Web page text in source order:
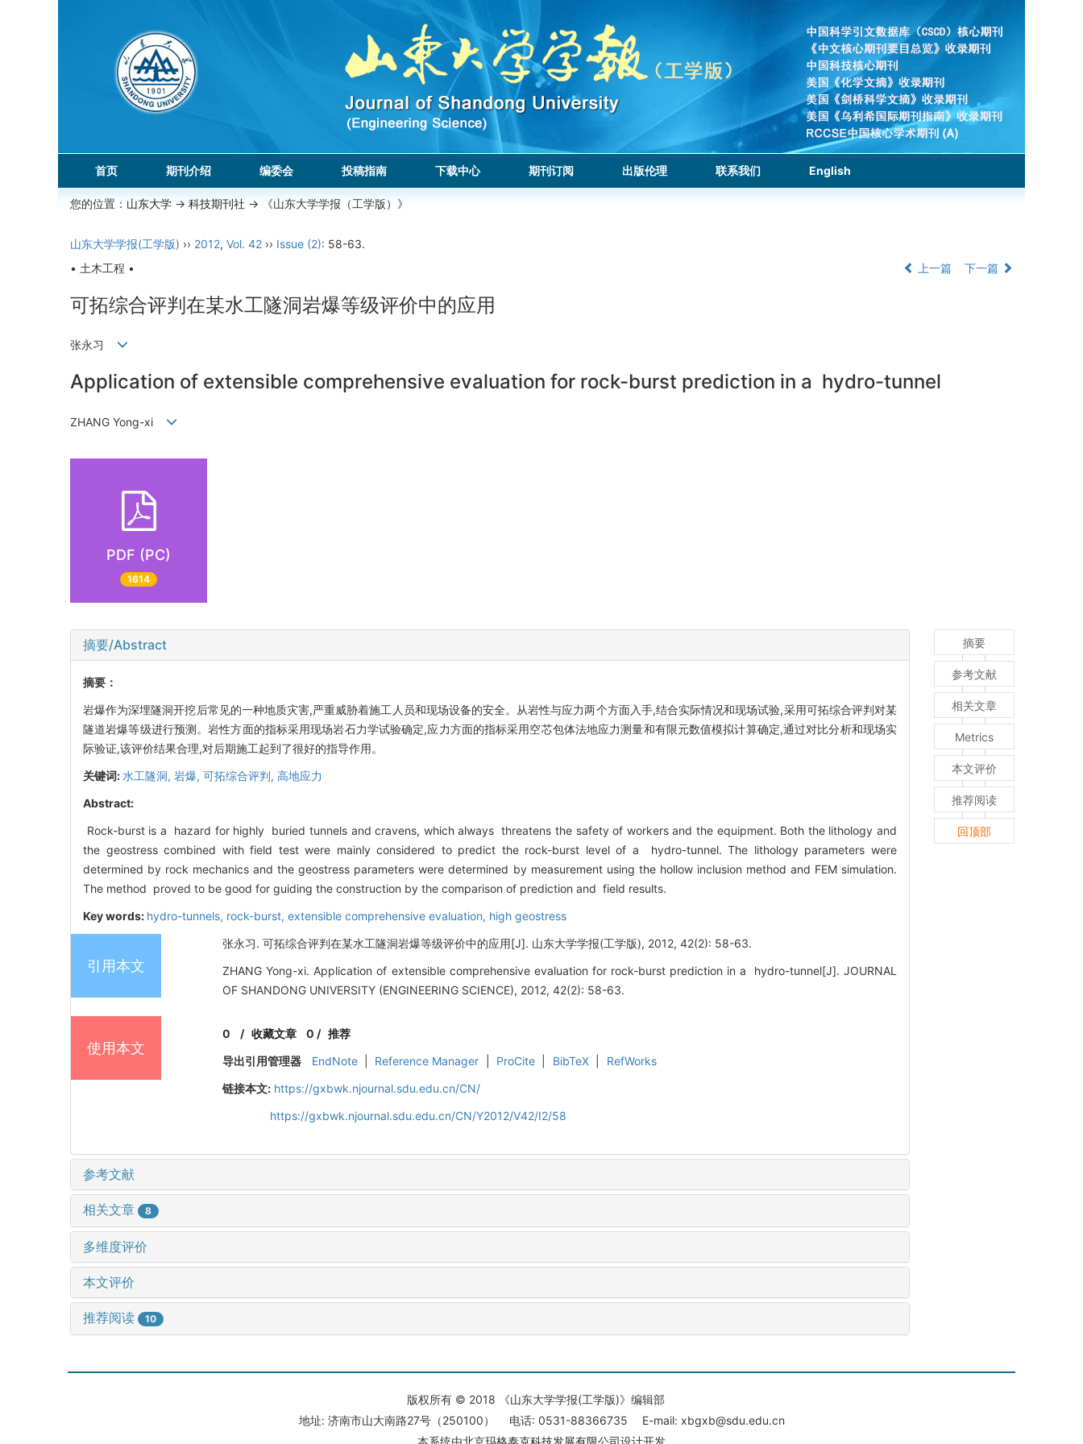
首页 期刊介绍 编委会 投稿指南 下载中心 期刊订阅 出版伦理 联系我们 English
您的位置： 山东大学 -> 科技期刊社 -> 《山东大学学报（工学版）》
山东大学学报(工学版) ›› 2012, Vol. 42 ›› Issue (2): 58-63.
• 土木工程 •
上一篇 下一篇
可拓综合评判在某水工隧洞岩爆等级评价中的应用
张永习
Application of extensible comprehensive evaluation for rock-burst prediction in a hydro-tunnel
ZHANG Yong-xi
PDF (PC)
1614
摘要/Abstract
摘要：
岩爆作为深埋隧洞开挖后常见的一种地质灾害,严重威胁着施工人员和现场设备的安全。从岩性与应力两个方面入手,结合实际情况和现场试验,采用可拓综合评判对某
隧道岩爆等级进行预测。岩性方面的指标采用现场岩石力学试验确定,应力方面的指标采用空芯包体法地应力测量和有限元数值模拟计算确定,通过对比分析和现场实
际验证,该评价结果合理,对后期施工起到了很好的指导作用。
关键词:水工隧洞, 岩爆, 可拓综合评判, 高地应力
Abstract:
Rock-burst is a hazard for highly buried tunnels and cravens, which always threatens the safety of workers and the equipment. Both the lithology and
the geostress combined with field test were mainly considered to predict the rock-burst level of a hydro-tunnel. The lithology parameters were
determined by rock mechanics and the geostress parameters were determined by measurement using the hollow inclusion method and FEM simulation.
The method proved to be good for guiding the construction by the comparison of prediction and field results.
Key words: hydro-tunnels, rock-burst, extensible comprehensive evaluation, high geostress
引用本文
张永习. 可拓综合评判在某水工隧洞岩爆等级评价中的应用[J]. 山东大学学报(工学版), 2012, 42(2): 58-63.
ZHANG Yong-xi. Application of extensible comprehensive evaluation for rock-burst prediction in a hydro-tunnel[J]. JOURNAL
OF SHANDONG UNIVERSITY (ENGINEERING SCIENCE), 2012, 42(2): 58-63.
使用本文
0 /收藏文章 0 / 推荐
导出引用管理器
EndNote Reference Manager ProCite BibTeX
RefWorks
链接本文: https://gxbwk.njournal.sdu.edu.cn/CN/
https://gxbwk.njournal.sdu.edu.cn/CN/Y2012/V42/I2/58
参考文献
相关文章 8
多维度评价
本文评价
推荐阅读 10
摘要
参考文献
相关文章
Metrics
本文评价
推荐阅读
回顶部
版权所有 © 2018 《山东大学学报(工学版)》编辑部
地址: 济南市山大南路27号（250100） 电话: 0531-88366735 E-mail: xbgxb@sdu.edu.cn